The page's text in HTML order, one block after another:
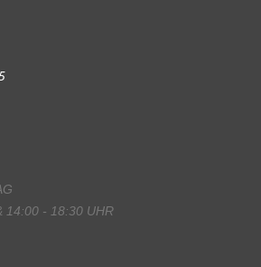
14:00 - 18:30 UHR